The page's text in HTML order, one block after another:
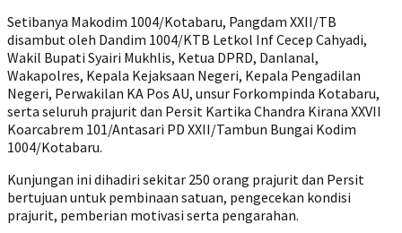
Setibanya Makodim 1004/Kotabaru, Pangdam XXII/TB
disambut oleh Dandim 1004/KTB Letkol Inf Cecep Cahyadi,
Wakil Bupati Syairi Mukhlis, Ketua DPRD, Danlanal,
Wakapolres, Kepala Kejaksaan Negeri, Kepala Pengadilan
Negeri, Perwakilan KA Pos AU, unsur Forkompinda Kotabaru,
serta seluruh prajurit dan Persit Kartika Chandra Kirana XXVII
Koarcabrem 101/Antasari PD XXII/Tambun Bungai Kodim
1004/Kotabaru.
Kunjungan ini dihadiri sekitar 250 orang prajurit dan Persit
bertujuan untuk pembinaan satuan, pengecekan kondisi
prajurit, pemberian motivasi serta pengarahan.